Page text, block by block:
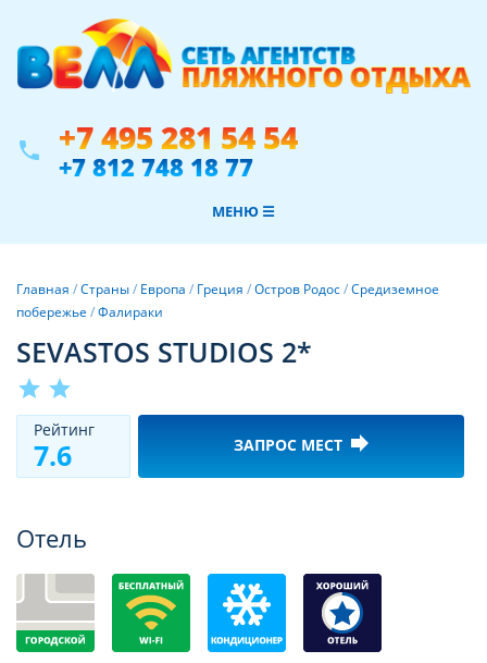
phone +7 495 281 54 54
+7 812 748 18 77
МЕНЮ ☰
Главная /Страны/ Европа / Греция /Остров Родос/Средиземное
побережье /Фалираки
SEVASTOS STUDIOS 2*
star star
Рeйтинг
7.6 ЗАПРОС МЕСТ forward
Отель